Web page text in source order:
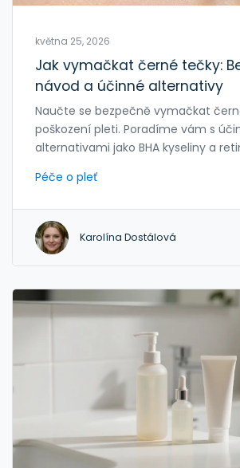
května 25, 2026
Jak vymačkat černé tečky:
návod a účinné alternativy
Naučte se bezpečně vymačkat
poškození pleti. Poradíme vám s
alternativami jako BHA kyseliny a
Péče o pleť
Karolína Dostálová